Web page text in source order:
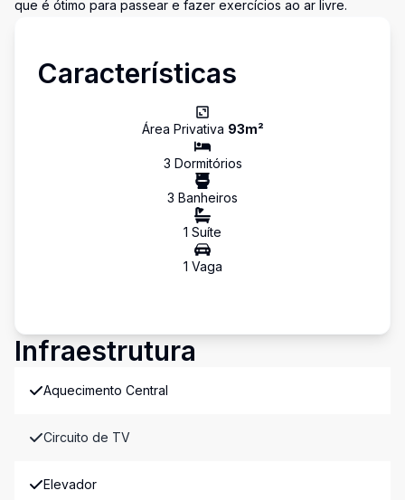
que é ótimo para passear e fazer exercícios ao ar livre.
Características
Área Privativa 93m²
3 Dormitórios
3 Banheiros
1 Suíte
1 Vaga
Infraestrutura
Aquecimento Central
Circuito de TV
Elevador